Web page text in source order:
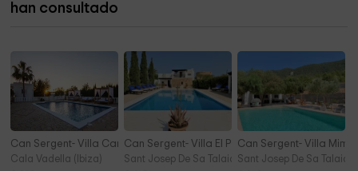
han consultado
Can Sergent- Villa Can Raes
Cala Vadella (Ibiza)
Can Sergent- Villa El Palau
Sant Josep De Sa Talaia/sant Josep De La (Ibiza)
Can Sergent- Villa
Sant Josep De Sa Talaia/